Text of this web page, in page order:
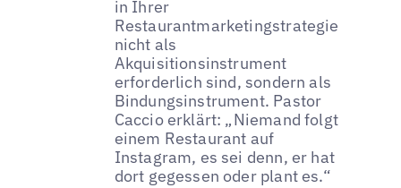
in Ihrer
Restaurantmarketingstrategie
nicht als
Akquisitionsinstrument
erforderlich sind, sondern als
Bindungsinstrument. Pastor
Caccio erklärt: „Niemand folgt
einem Restaurant auf
Instagram, es sei denn, er hat
dort gegessen oder plant es.“